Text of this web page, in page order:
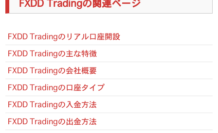
FXDD Tradingの関連ページ
FXDD Tradingのリアル口座開設
FXDD Tradingの主な特徴
FXDD Tradingの会社概要
FXDD Tradingの口座タイプ
FXDD Tradingの入金方法
FXDD Tradingの出金方法